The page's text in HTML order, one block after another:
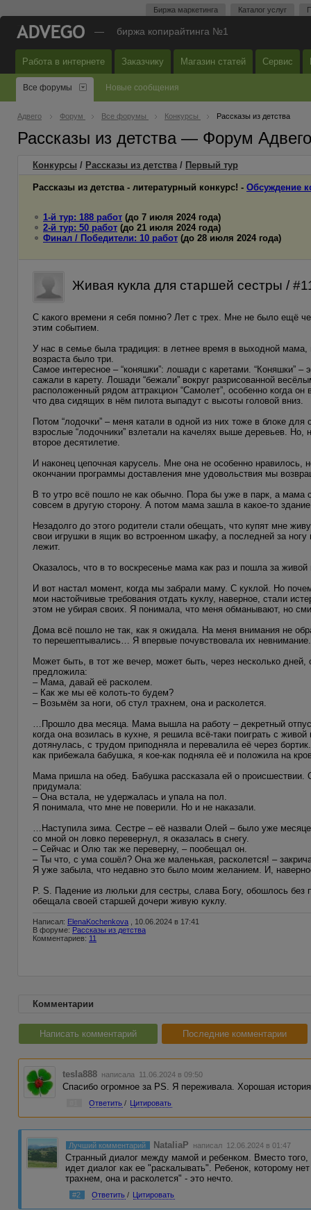
Биржа маркетинга Каталог услуг
— биржа копирайтинга №1
Работа в интернете Заказчику Магазин статей Сервис
Все форумы Новые сообщения
Адвего Форум Все форумы Конкурсы Рассказы из детства
Рассказы из детства — Форум Адвего
Конкурсы / Рассказы из детства/ Первый тур
Рассказы из детства - литературный конкурс! - Обсуждение
1-й тур: 188 работ (до 7 июля 2024 года)
2-й тур: 50 работ (до 21 июля 2024 года)
Финал / Победители: 10 работ (до 28 июля 2024 года)
Живая кукла для старшей сестры /
С какого времени я себя помню? Лет с трех. Мне не было ещё
этим событием.
У нас в семье была традиция: в летнее время в выходной
возраста было три.
Самое интересное – “коняшки”: лошади с каретами. “Коняшки”
сажали в карету. Лошади “бежали” вокруг разрисованной
расположенный рядом аттракцион “Самолет”, особенно когда
что два сидящих в нём пилота выпадут с высоты головой вниз.
Потом “лодочки” – меня катали в одной из них тоже в блоке
взрослые “лодочники” взлетали на качелях выше деревьев.
второе десятилетие.
И наконец цепочная карусель. Мне она не особенно нравилось,
окончании программы доставления мне удовольствия мы
В то утро всё пошло не как обычно. Пора бы уже в парк, а
совсем в другую сторону. А потом мама зашла в какое-то
Незадолго до этого родители стали обещать, что купят мне
свои игрушки в ящик во встроенном шкафу, а последней за
лежит.
Оказалось, что в то воскресенье мама как раз и пошла за живой
И вот настал момент, когда мы забрали маму. С куклой. Но
мои настойчивые требования отдать куклу, наверное, стали
этом не убирая своих. Я понимала, что меня обманывают, но
Дома всё пошло не так, как я ожидала. На меня внимания не
то перешептывались… Я впервые почувствовала их
Может быть, в тот же вечер, может быть, через несколько
предложила:
– Мама, давай её расколем.
– Как же мы её колоть-то будем?
– Возьмём за ноги, об стул трахнем, она и расколется.
…Прошло два месяца. Мама вышла на работу – декретный
когда она возилась в кухне, я решила всё-таки поиграть с
дотянулась, с трудом приподняла и перевалила её через
как прибежала бабушка, я кое-как подняла её и положила на
Мама пришла на обед. Бабушка рассказала ей о
придумала:
– Она встала, не удержалась и упала на пол.
Я понимала, что мне не поверили. Но и не наказали.
…Наступила зима. Сестре – её назвали Олей – было уже
со мной он ловко перевернул, я оказалась в снегу.
– Сейчас и Олю так же переверну, – пообещал он.
– Ты что, с ума сошёл? Она же маленькая, расколется! –
Я уже забыла, что недавно это было моим желанием. И,
P. S. Падение из люльки для сестры, слава Богу, обошлось
обещала своей старшей дочери живую куклу.
Написал: ElenaKochenkova , 10.06.2024 в 17:41
В форуме: Рассказы из детства
Комментариев: 11
Комментарии
Написать комментарий Последние комментарии
tesla888 написала 11.06.2024 в 09:50
Спасибо огромное за PS. Я переживала. Хорошая
Ответить / Цитировать
Лучший комментарий NataliaP написал 12.06.2024 в 01:47
Странный диалог между мамой и ребенком. Вместо того,
идет диалог как ее "раскалывать". Ребенок, которому
трахнем, она и расколется" - это нечто.
#2 Ответить / Цитировать